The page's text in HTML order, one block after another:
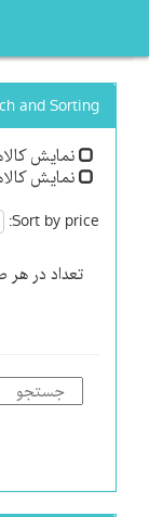
and Sorting
نمایش
نمایش
Sort by price:
تعداد در هر